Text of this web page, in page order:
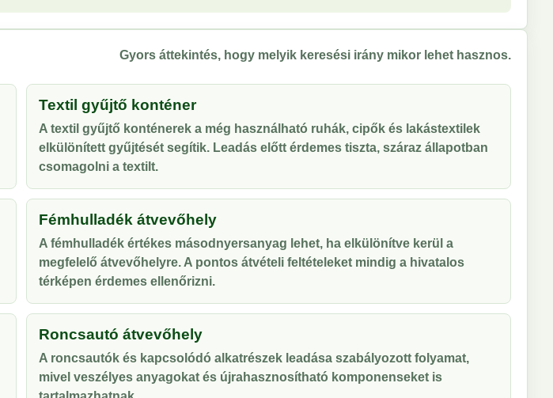
Gyors áttekintés, hogy melyik keresési irány mikor lehet hasznos.
Textil gyűjtő konténer
A textil gyűjtő konténerek a még használható ruhák, cipők és lakástextilek
elkülönített gyűjtését segítik. Leadás előtt érdemes tiszta, száraz állapotban
csomagolni a textilt.
Fémhulladék átvevőhely
A fémhulladék értékes másodnyersanyag lehet, ha elkülönítve kerül a
megfelelő átvevőhelyre. A pontos átvételi feltételeket mindig a hivatalos
térképen érdemes ellenőrizni.
Roncsautó átvevőhely
A roncsautók és kapcsolódó alkatrészek leadása szabályozott folyamat,
mivel veszélyes anyagokat és újrahasznosítható komponenseket is